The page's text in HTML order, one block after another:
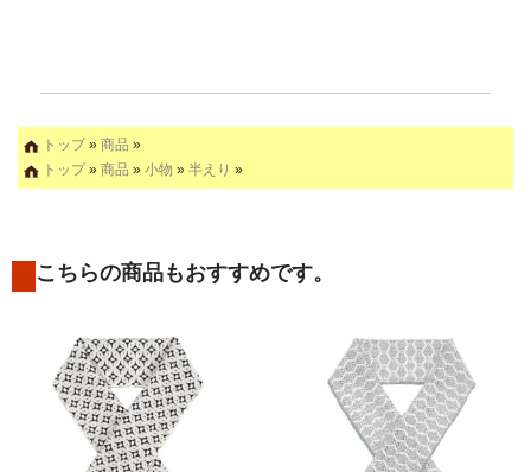
トップ» 商品 »
トップ» 商品 » 小物 » 半えり »
こちらの商品もおすすめです。